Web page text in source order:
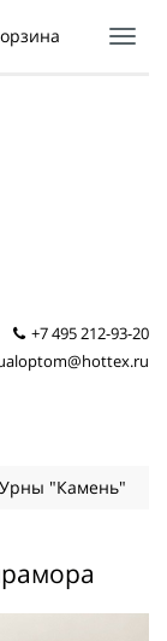
+7 495 212-93-20
Урны "Камень"